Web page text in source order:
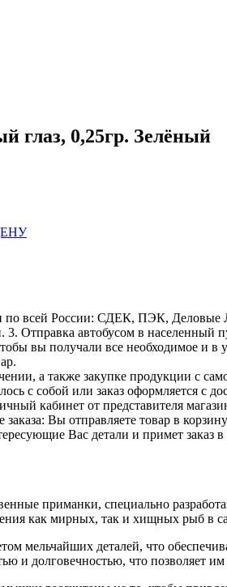
глаз, 0,25гр. Зелёный
всей России: СДЕК, ПЭК, Деловые
3. Отправка автобусом в населенный
вы получали все необходимое и
а также закупке продукции с
с собой или заказ оформляется с
кабинет от представителя
Вы отправляете товар в
Вас детали и примет заказ в
приманки, специально
как мирных, так и хищных рыб в
мельчайших деталей, что
и долговечностью, что позволяет